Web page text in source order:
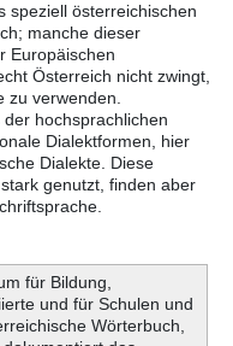
speziell österreichischen
manche dieser
Europäischen
Österreich nicht zwingt,
zu verwenden.
hochsprachlichen
Dialektformen, hier
Dialekte. Diese
genutzt, finden aber
für Bildung,
und für Schulen und
Wörterbuch,